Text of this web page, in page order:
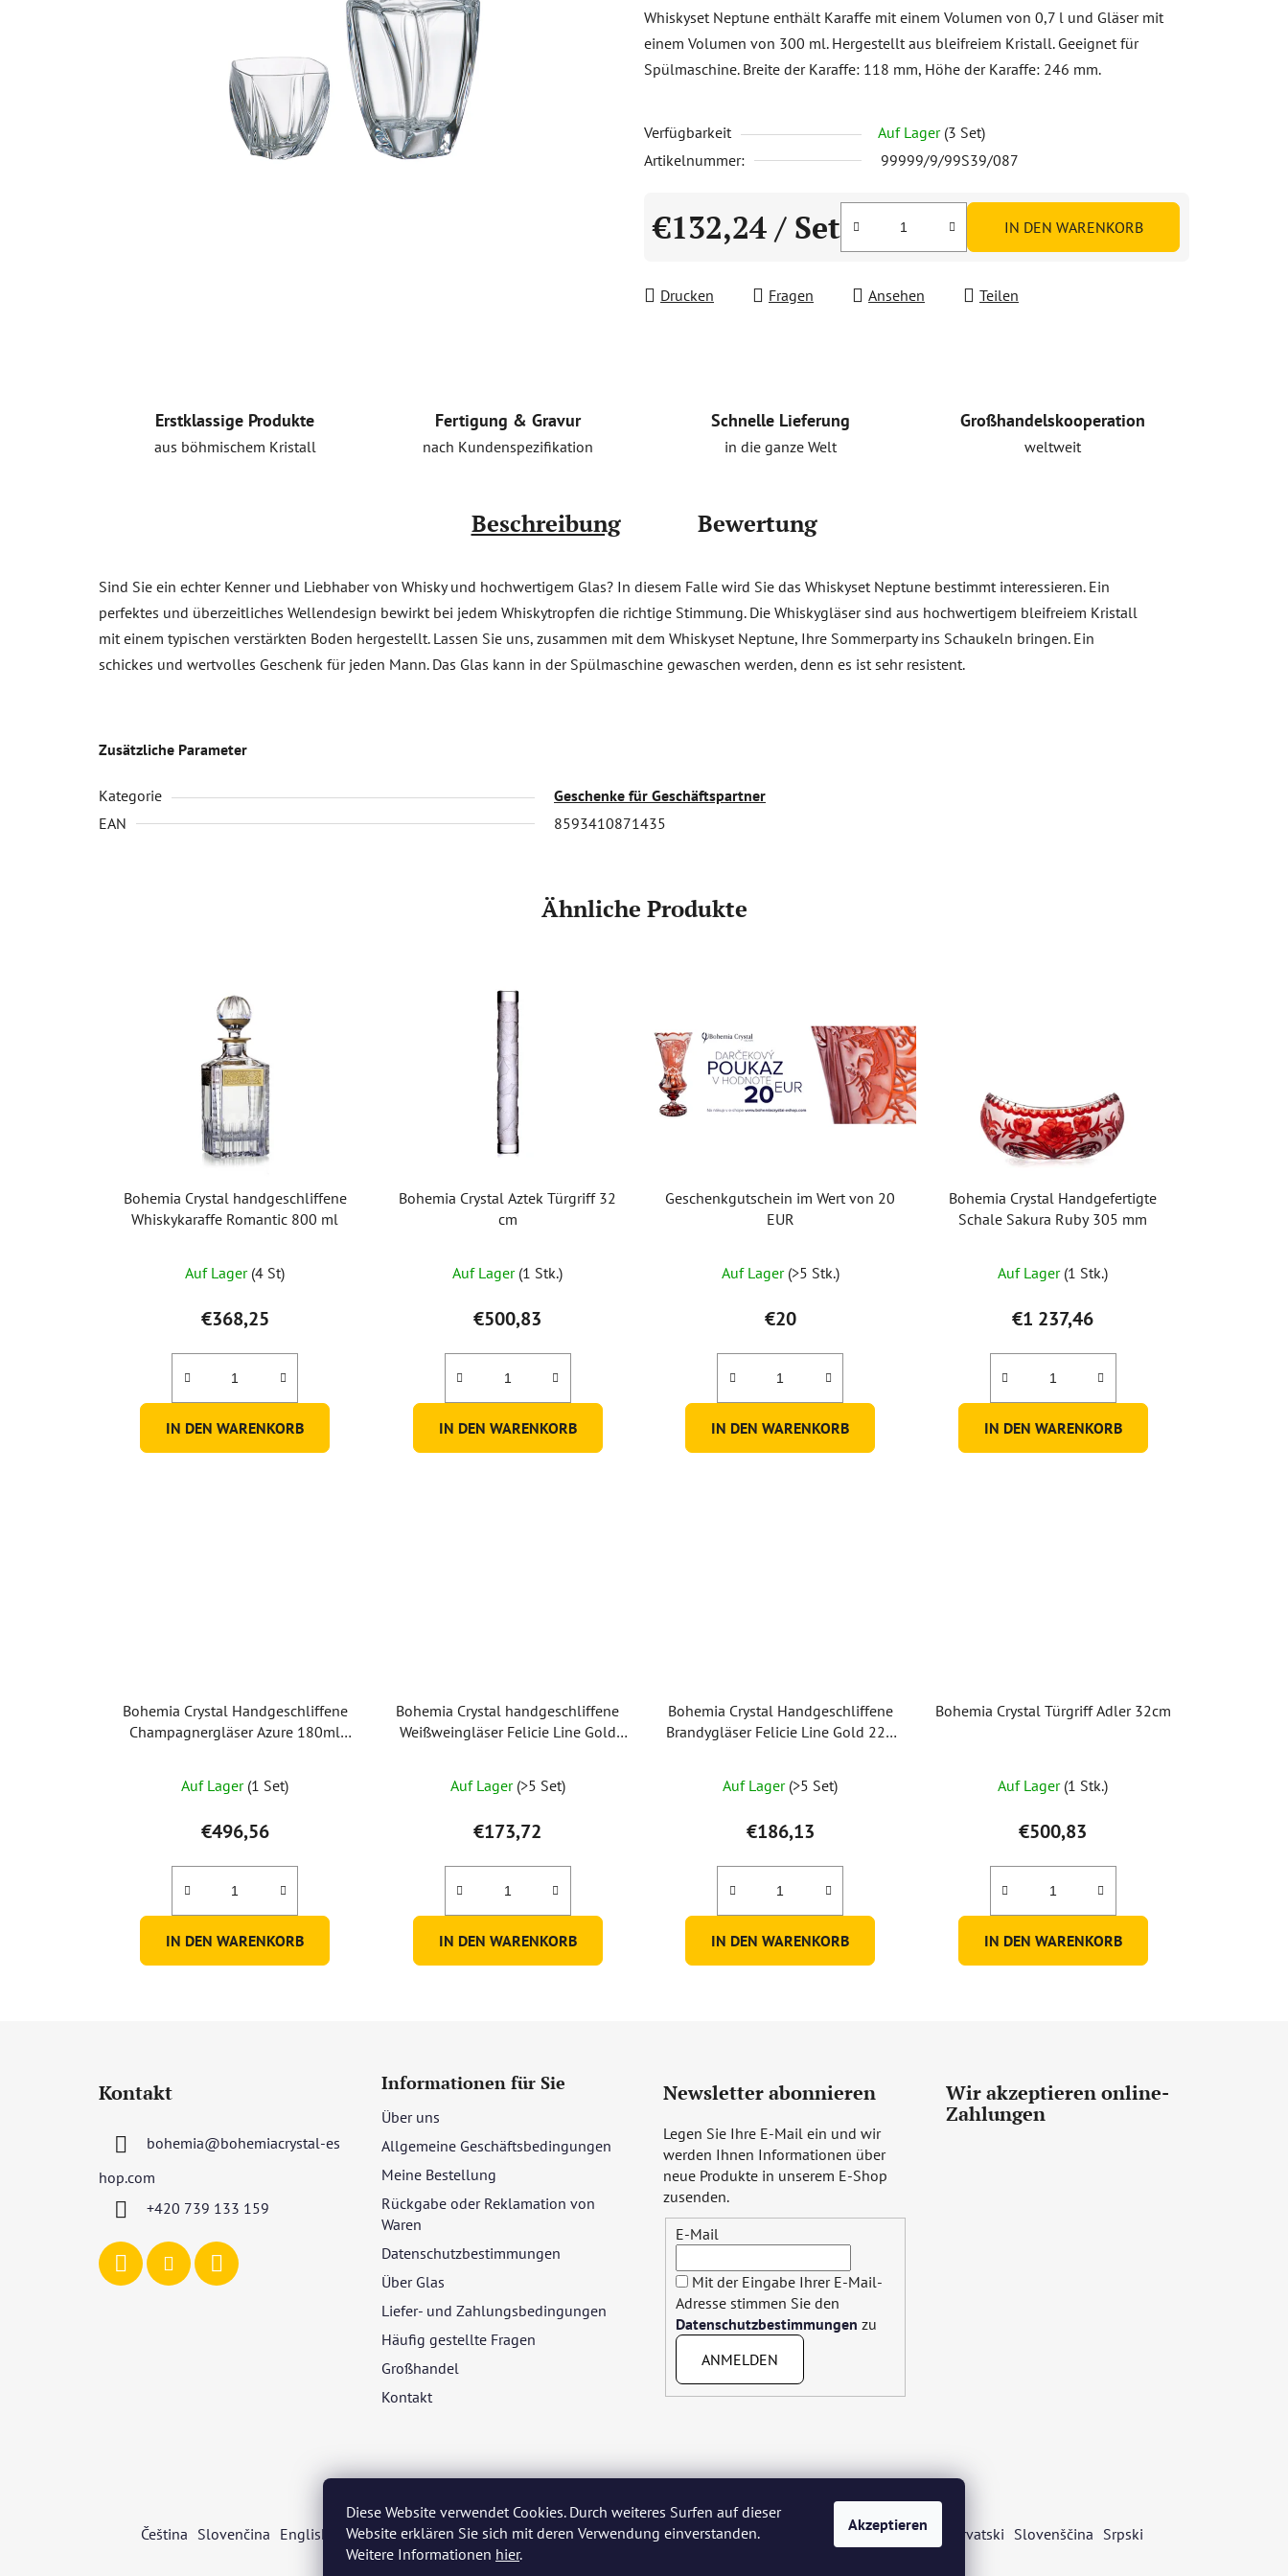
Diese Website verwendet Cookies. Durch weiteres Surfen auf dieser
Website erklären Sie sich mit deren Verwendung einverstanden.
Weitere Informationen hier.
Akzeptieren
ist
0,0
von
Sternen.
Whiskyset Neptune enthält Karaffe mit einem Volumen von 0,7 l und Gläser mit
einem Volumen von 300 ml. Hergestellt aus bleifreiem Kristall. Geeignet für
Spülmaschine. Breite der Karaffe: 118 mm, Höhe der Karaffe: 246 mm.
Verfügbarkeit Auf Lager (3 Set)
Artikelnummer:
99999/9/99S39/087
€132,24 / Set IN DEN WARENKORB
Drucken Fragen Ansehen Teilen
Erstklassige Produkte
aus böhmischem Kristall
Fertigung & Gravur
nach Kundenspezifikation
Schnelle Lieferung
in die ganze Welt
Großhandelskooperation
weltweit
Beschreibung Bewertung
Sind Sie ein echter Kenner und Liebhaber von Whisky und hochwertigem Glas? In diesem Falle wird Sie das Whiskyset Neptune bestimmt interessieren. Ein
perfektes und überzeitliches Wellendesign bewirkt bei jedem Whiskytropfen die richtige Stimmung. Die Whiskygläser sind aus hochwertigem bleifreiem Kristall
mit einem typischen verstärkten Boden hergestellt. Lassen Sie uns, zusammen mit dem Whiskyset Neptune, Ihre Sommerparty ins Schaukeln bringen. Ein
schickes und wertvolles Geschenk für jeden Mann. Das Glas kann in der Spülmaschine gewaschen werden, denn es ist sehr resistent.
Zusätzliche Parameter
Kategorie
Geschenke für Geschäftspartner
EAN
8593410871435
Ähnliche Produkte
Bohemia Crystal handgeschliffene
Whiskykaraffe Romantic 800 ml
Auf Lager (4 St)
€368,25
IN DEN WARENKORB
Bohemia Crystal Aztek Türgriff 32
cm
Auf Lager (1 Stk.)
€500,83
IN DEN WARENKORB
Geschenkgutschein im Wert von 20
EUR
Auf Lager (>5 Stk.)
€20
IN DEN WARENKORB
Bohemia Crystal Handgefertigte
Schale Sakura Ruby 305 mm
Auf Lager (1 Stk.)
€1 237,46
IN DEN WARENKORB
Bohemia Crystal Handgeschliffene
Champagnergläser Azure 180ml
Auf Lager (1 Set)
€496,56
IN DEN WARENKORB
Bohemia Crystal handgeschliffene
Weißweingläser Felicie Line Gold
Auf Lager (>5 Set)
€173,72
IN DEN WARENKORB
Bohemia Crystal Handgeschliffene
Brandygläser Felicie Line Gold 220
Auf Lager (>5 Set)
€186,13
IN DEN WARENKORB
Bohemia Crystal Türgriff Adler 32cm
Auf Lager (1 Stk.)
€500,83
IN DEN WARENKORB
Kontakt
bohemia@bohemiacrystal-es
hop.com
+420 739 133 159
Informationen für Sie
Über uns
Allgemeine Geschäftsbedingungen
Meine Bestellung
Rückgabe oder Reklamation von
Waren
Datenschutzbestimmungen
Über Glas
Liefer- und Zahlungsbedingungen
Häufig gestellte Fragen
Großhandel
Kontakt
Newsletter abonnieren
Legen Sie Ihre E-Mail ein und wir
werden Ihnen Informationen über
neue Produkte in unserem E-Shop
zusenden.
E-Mail
Mit der Eingabe Ihrer E-Mail-
Adresse stimmen Sie den
Datenschutzbestimmungen zu
ANMELDEN
Wir akzeptieren online-
Zahlungen
Čeština Slovenčina English Deutsch Magyar Język polski Română Italiano Español Français Português Български Hrvatski Slovenščina Srpski
Nederlands